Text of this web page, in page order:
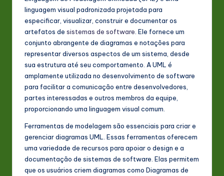
o
rt
L
linguagem visual padronizada projetada para
especificar, visualizar, construir e documentar os
artefatos de sistemas de software . Ele fornece um
conjunto abrangente de diagramas e notações para
representar diversos aspectos de um sistema, desde
sua estrutura até seu comportamento. A UML é
amplamente utilizada no desenvolvimento de software
para facilitar a comunicação entre desenvolvedores,
partes interessadas e outros membros da equipe,
proporcionando uma linguagem visual comum.
Ferramentas de modelagem são essenciais para criar e
gerenciar diagramas UML. Essas ferramentas oferecem
uma variedade de recursos para apoiar o design e a
documentação de sistemas de software. Elas permitem
que os usuários criem diagramas como Diagramas de